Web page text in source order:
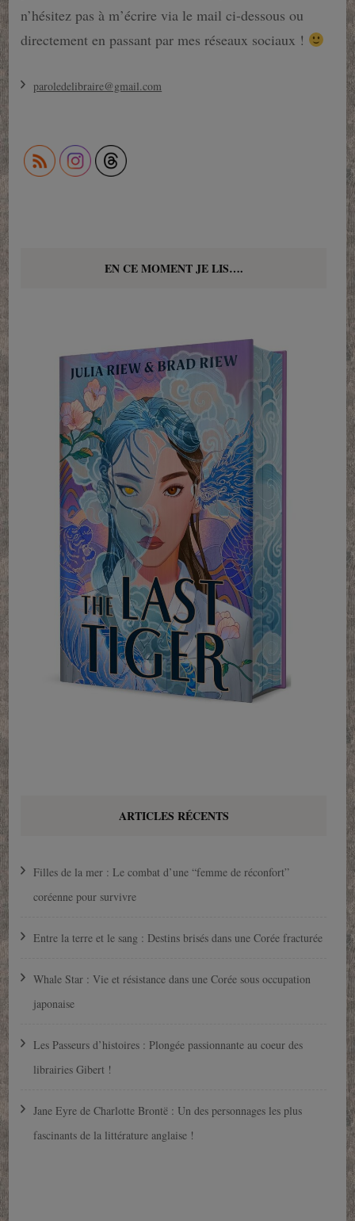
n’hésitez pas à m’écrire via le mail ci-dessous ou
directement en passant par mes réseaux sociaux !
paroledelibraire@gmail.com
EN CE MOMENT JE LIS….
ARTICLES RÉCENTS
Filles de la mer : Le combat d’une “femme de réconfort”
coréenne pour survivre
Entre la terre et le sang : Destins brisés dans une Corée fracturée
Whale Star : Vie et résistance dans une Corée sous occupation
japonaise
Les Passeurs d’histoires : Plongée passionnante au coeur des
librairies Gibert !
Jane Eyre de Charlotte Brontë : Un des personnages les plus
fascinants de la littérature anglaise !